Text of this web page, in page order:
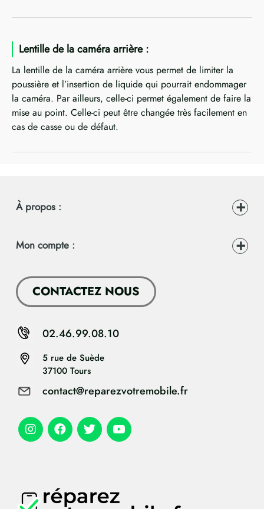
Lentille de la caméra arrière :
La lentille de la caméra arrière vous permet de limiter la
poussière et l’insertion de liquide qui pourrait endommager
la caméra. Par ailleurs, celle-ci permet également de faire la
mise au point. Celle-ci peut être changée très facilement en
cas de casse ou de défaut.
À propos :
Mon compte :
CONTACTEZ NOUS
5 rue de Suède
37100 Tours
contact@reparezvotremobile.fr
02.46.99.08.10